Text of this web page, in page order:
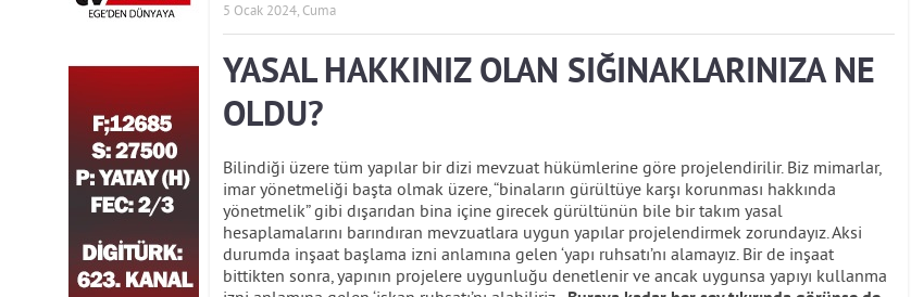
5 Ocak 2024, Cuma
YASAL HAKKINIZ OLAN SIĞINAKLARINIZA NE
OLDU?
Bilindiği üzere tüm yapılar bir dizi mevzuat hükümlerine göre projelendirilir. Biz mimarlar,
imar yönetmeliği başta olmak üzere, “binaların gürültüye karşı korunması hakkında
yönetmelik” gibi dışarıdan bina içine girecek gürültünün bile bir takım yasal
hesaplamalarını barındıran mevzuatlara uygun yapılar projelendirmek zorundayız. Aksi
durumda inşaat başlama izni anlamına gelen ‘yapı ruhsatı’nı alamayız. Bir de inşaat
bittikten sonra, yapının projelere uygunluğu denetlenir ve ancak uygunsa yapıyı kullanma